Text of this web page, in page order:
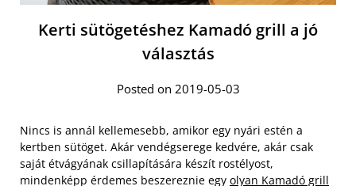
Kerti sütögetéshez Kamadó grill a jó
választás
Posted on 2019-05-03
Nincs is annál kellemesebb, amikor egy nyári estén a
kertben sütöget. Akár vendégserege kedvére, akár csak
saját étvágyának csillapítására készít rostélyost,
mindenképp érdemes beszereznie egy olyan Kamadó grill